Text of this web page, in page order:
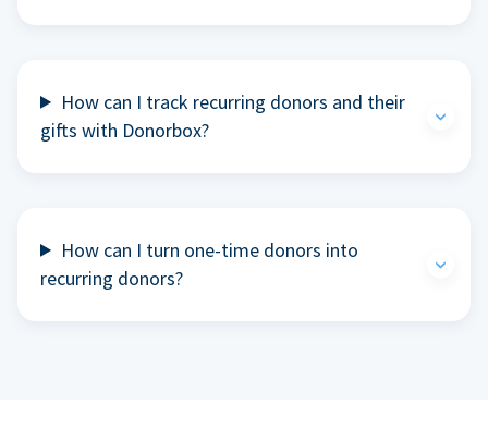
How can I track recurring donors and their
gifts with Donorbox?
How can I turn one-time donors into
recurring donors?